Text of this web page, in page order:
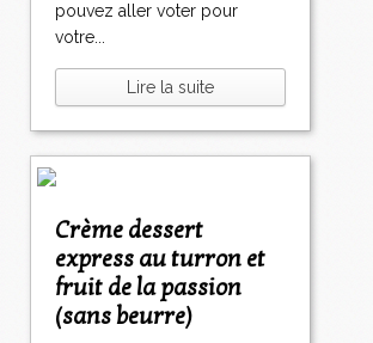
pouvez aller voter pour
votre...
Lire la suite
Crème dessert
express au turron et
fruit de la passion
(sans beurre)